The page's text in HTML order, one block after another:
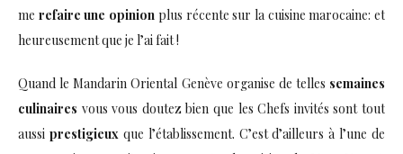
me refaire une opinion plus récente sur la cuisine marocaine: et
heureusement que je l’ai fait !
Quand le Mandarin Oriental Genève organise de telles semaines
culinaires vous vous doutez bien que les Chefs invités sont tout
aussi prestigieuxque l’établissement. C’est d’ailleurs à l’une de